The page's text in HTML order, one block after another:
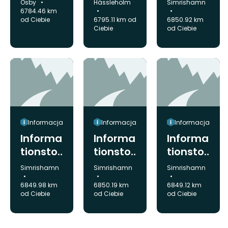
mation,
Ravnar
Osby
6784.46 km
od Ciebie
mation,
Essesto
Hässleholm
6795.11 km od
Ciebie
Nationa
lparken,
vud
Simrishamn
6850.92 km
od Ciebie
Informacja
Informa
tionstor
g -
Nationa
lparken,
vud
Gmina:
Simrishamn
6849.98 km
od Ciebie
Informacja
Informa
tionstor
g -
Nationa
lparken,
entrén ,
Gmina:
Simrishamn
6850.19 km
od Ciebie
Informacja
Informa
tionstor
g -
Nationa
lparken,
vud
Gmina:
Simrishamn
6849.12 km
od Ciebie